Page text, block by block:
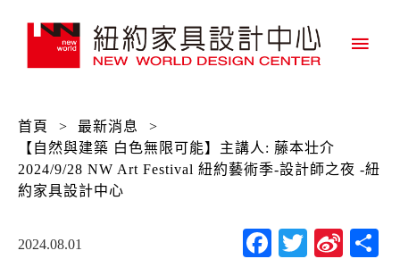
首頁 > 最新消息
>
【自然與建築 白色無限可能】主講人: 藤本壮介
2024/9/28 NW Art Festival 紐約藝術季-設計師之夜 -紐
約家具設計中心
2024.08.01 Facebook
Twitter
Sina